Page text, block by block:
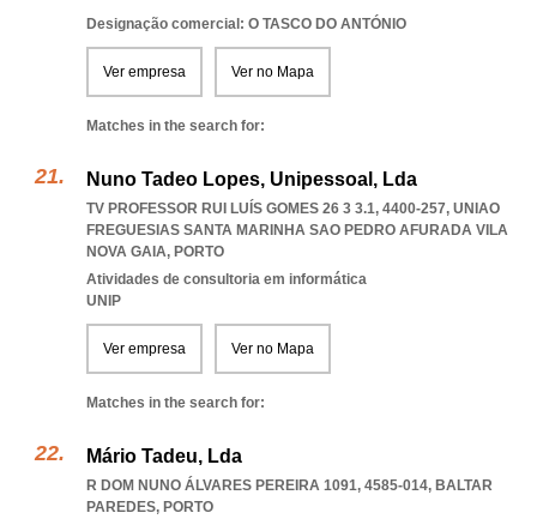
Designação comercial: O TASCO DO ANTÓNIO
Ver empresa Ver no Mapa
Matches in the search for:
Nuno Tadeo Lopes, Unipessoal, Lda
TV PROFESSOR RUI LUÍS GOMES 26 3 3.1, 4400-257, UNIAO
FREGUESIAS SANTA MARINHA SAO PEDRO AFURADA VILA
NOVA GAIA, PORTO
Atividades de consultoria em informática
UNIP
Ver empresa Ver no Mapa
Matches in the search for:
Mário Tadeu, Lda
R DOM NUNO ÁLVARES PEREIRA 1091, 4585-014, BALTAR
PAREDES, PORTO